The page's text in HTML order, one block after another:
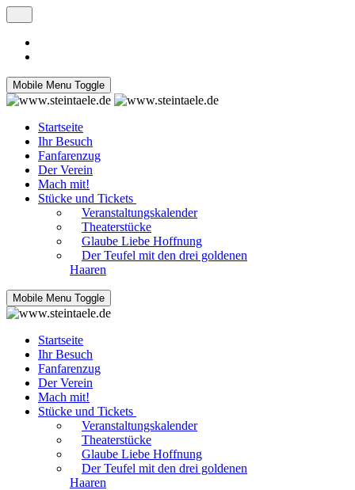
Mobile Menu Toggle
Startseite
Ihr Besuch
Fanfarenzug
Der Verein
Mach mit!
Stücke und Tickets
Veranstaltungskalender
Theaterstücke
Glaube Liebe Hoffnung
Der Teufel mit den drei goldenen
Haaren
Mobile Menu Toggle
Startseite
Ihr Besuch
Fanfarenzug
Der Verein
Mach mit!
Stücke und Tickets
Veranstaltungskalender
Theaterstücke
Glaube Liebe Hoffnung
Der Teufel mit den drei goldenen
Haaren